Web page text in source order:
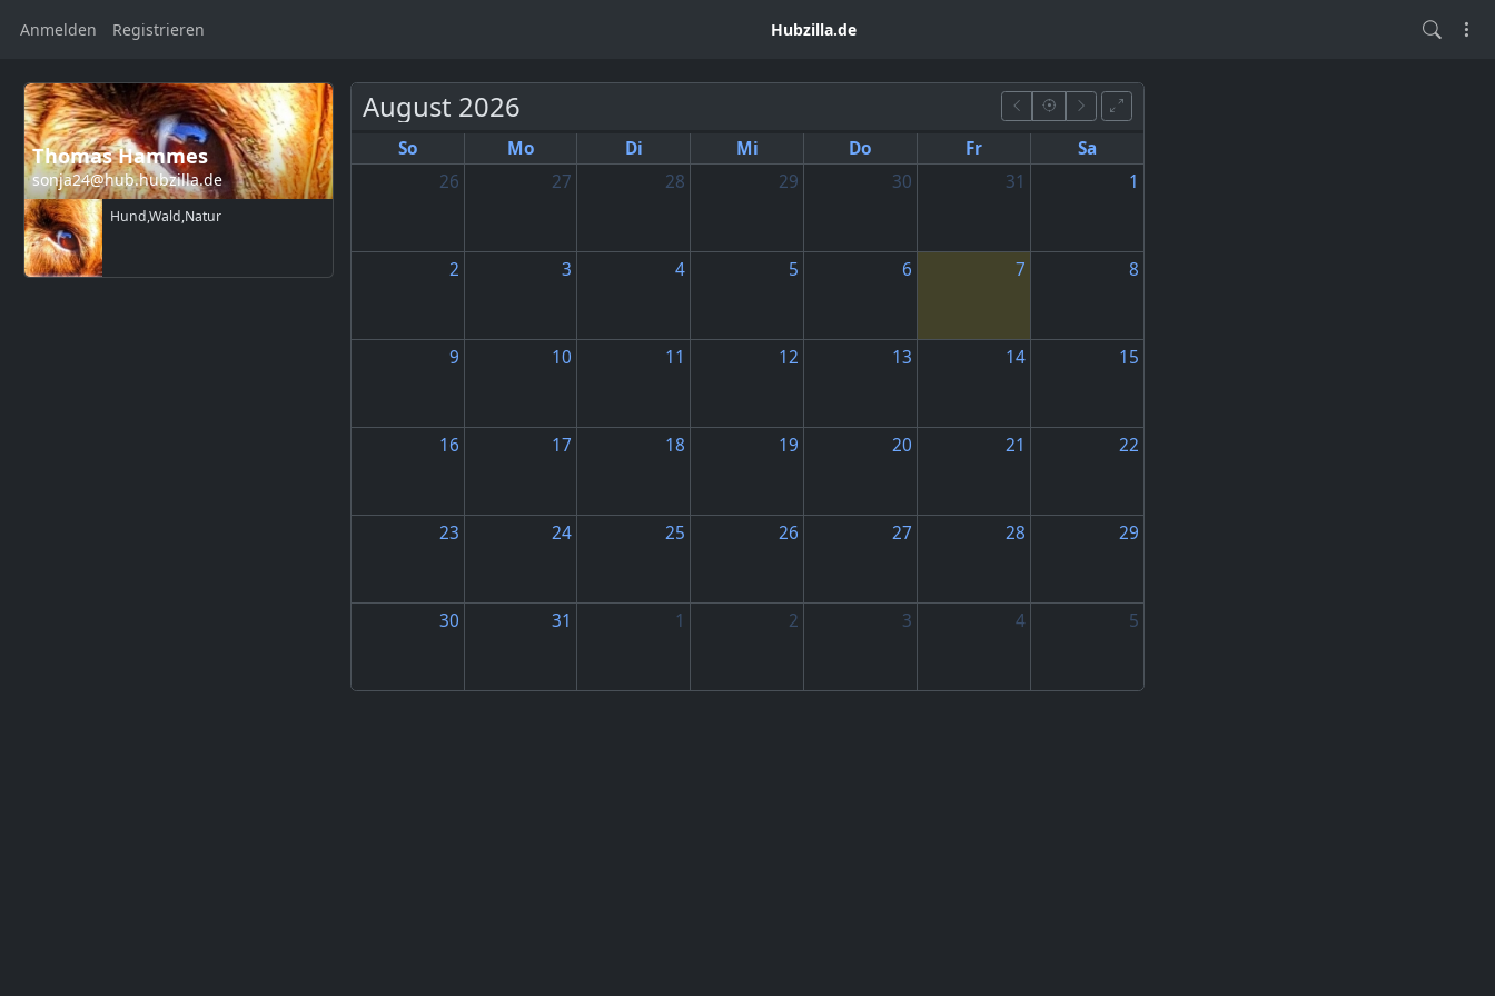
Anmelden Registrieren Hubzilla.de
Thomas Hammes
sonja24@hub.hubzilla.de
Hund,Wald,Natur
August 2026
So Mo Di Mi Do Fr
Sa
26
27 28 29 30 31 1
2 3 4 5 6 7 8
9 10 11 12 13 14 15
16 17 18 19 20 21 22
23 24 25 26 27 28 29
30 31 1 2 3 4 5